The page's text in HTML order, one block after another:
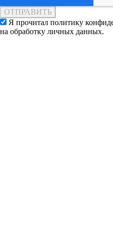
Я прочитал политику
на обработку личных данных.